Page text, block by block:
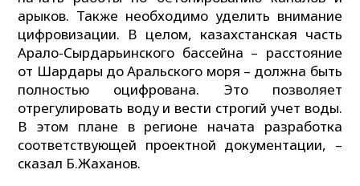
арыков. Также необходимо уделить внимание
цифровизации. В целом, казахстанская часть
Арало-Сырдарьинского бассейна – расстояние
от Шардары до Аральского моря – должна быть
полностью оцифрована. Это позволяет
отрегулировать воду и вести строгий учет воды.
В этом плане в регионе начата разработка
соответствующей проектной документации, –
сказал Б.Жаханов.